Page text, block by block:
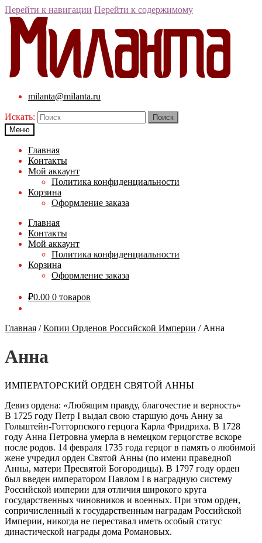
Перейти к навигации Перейти к содержимому
milanta@milanta.ru
Искать:
Меню
Главная
Контакты
Мой аккаунт
Политика конфиденциальности
Корзина
Оформление заказа
Главная
Контакты
Мой аккаунт
Политика конфиденциальности
Корзина
Оформление заказа
₽0.00 0 товаров
Главная /Копии Орденов Российской Империи / Анна
Анна
ИМПЕРАТОРСКИЙ ОРДЕН СВЯТОЙ АННЫ
Девиз ордена: «Любящим правду, благочестие и верность»
В 1725 году Петр I выдал свою старшую дочь Анну за
Гольштейн-Готторпского герцога Карла Фридриха. В 1728
году Анна Петровна умерла в немецком герцогстве вскоре
после родов. 14 февраля 1735 года герцог в память о любимой
жене учредил орден Святой Анны (по имени праведной
Анны, матери Пресвятой Богородицы). В 1797 году орден
был введен императором Павлом I в наградную систему
Российской империи для отличия широкого круга
государственных чиновников и военных. При этом орден,
сопричисленный к государственным наградам Российской
Империи, никогда не переставал иметь особый статус
династической награды дома Романовых.